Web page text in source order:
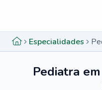
Especialidades
Pediatra